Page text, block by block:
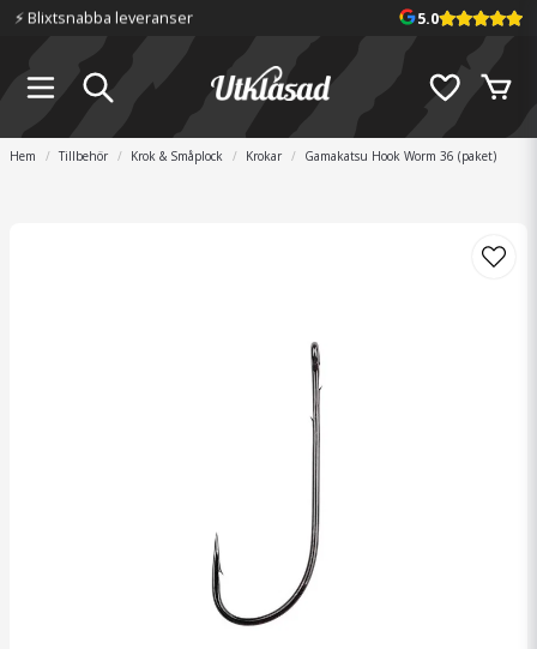
⚡️ Blixtsnabba leveranser 5.0
Hem Tillbehör Krok & Småplock Krokar Gamakatsu Hook Worm 36 (paket)